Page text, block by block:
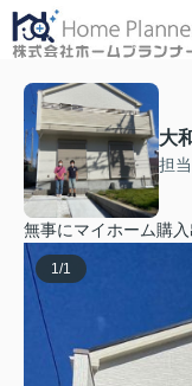
大
担
無事にマイホーム購
1/1